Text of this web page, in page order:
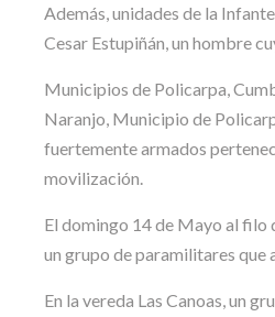
Además, unidades de la
Cesar Estupiñán, un hombre
Municipios de Policarpa,
Naranjo, Municipio de
fuertemente armados
movilización.
El domingo 14 de Mayo al filo
un grupo de paramilitares que
En la vereda Las Canoas, un